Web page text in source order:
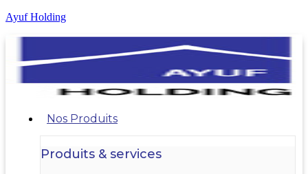
Ayuf Holding
Nos Produits
Produits & services